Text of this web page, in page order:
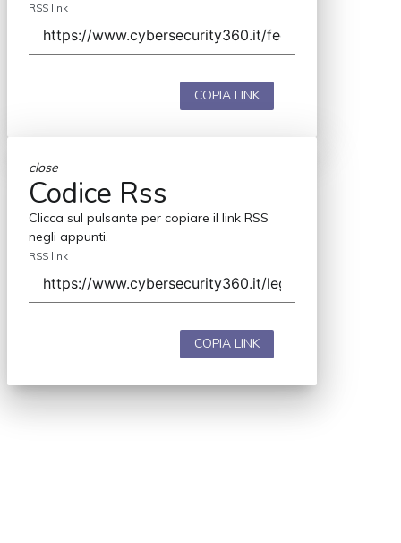
RSS link
COPIA LINK
close
Codice Rss
Clicca sul pulsante per copiare il link RSS
negli appunti.
RSS link
COPIA LINK